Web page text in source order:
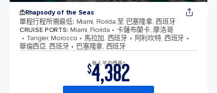
Rhapsody of the Seas
單程行程所需最低: Miami, Florida 至 巴塞隆拿, 西班牙
CRUISE PORTS: Miami, Florida
卡薩布蘭卡, 摩洛哥
Tangier, Morocco
馬拉加, 西班牙
阿利坎特, 西班牙
華倫西亞, 西班牙
巴塞隆拿, 西班牙
每人平均價格*
$4,382